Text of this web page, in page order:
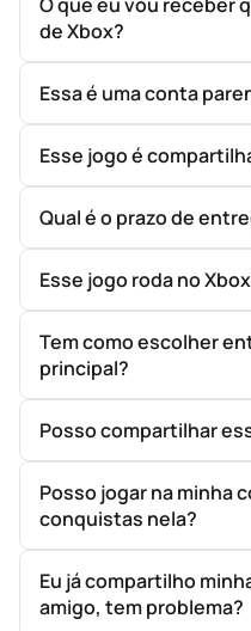
de Xbox?
Essa é uma conta
Esse jogo é
Qual é o prazo de
Esse jogo roda no
Tem como escolher
principal?
Posso compartilhar
Posso jogar na minha
conquistas nela?
Eu já compartilho
amigo, tem problema?